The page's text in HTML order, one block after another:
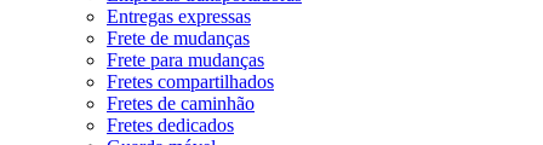
Entregas expressas
Frete de mudanças
Frete para mudanças
Fretes compartilhados
Fretes de caminhão
Fretes dedicados